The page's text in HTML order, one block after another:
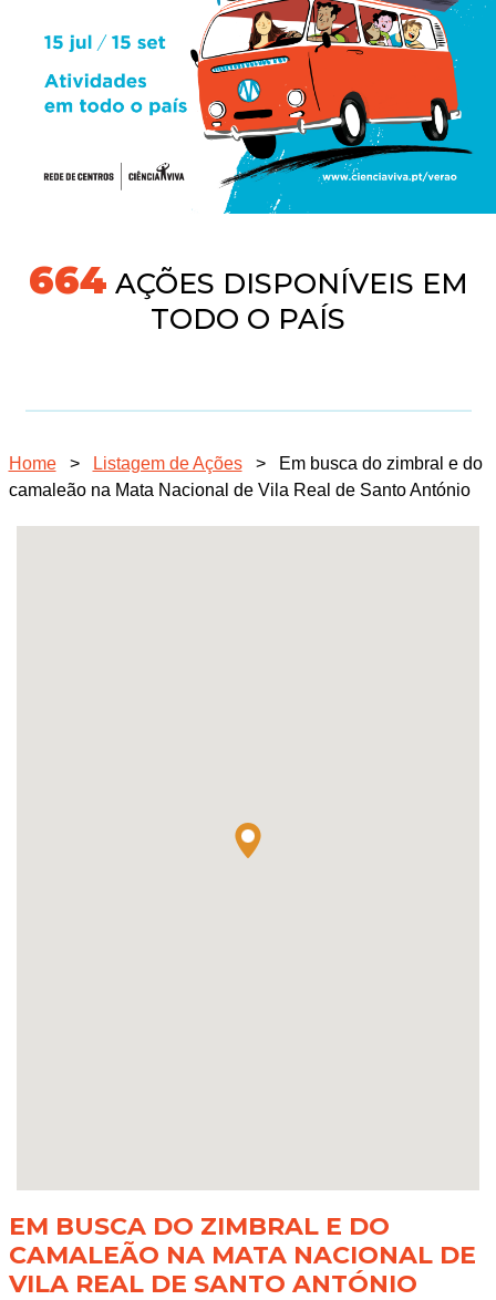
691AÇÕES DISPONÍVEIS EM
TODO O PAÍS
Home > Listagem de Ações >
Em busca do zimbral e do
camaleão na Mata Nacional de Vila Real de Santo António
EM BUSCA DO ZIMBRAL E DO
CAMALEÃO NA MATA NACIONAL DE
VILA REAL DE SANTO ANTÓNIO